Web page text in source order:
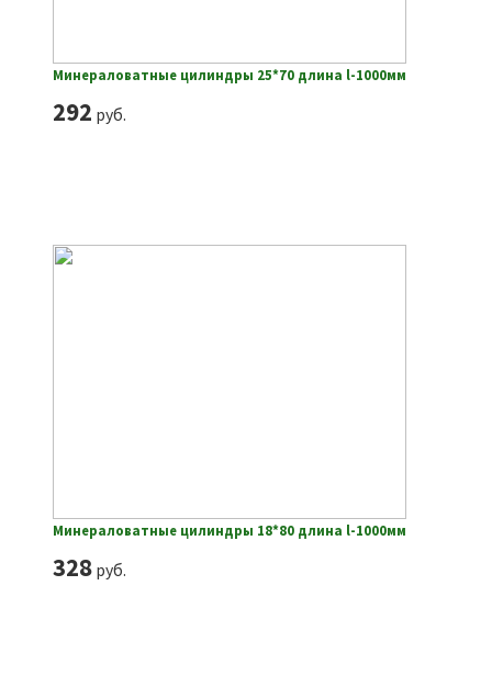
Минераловатные цилиндры 25*70 длина l-1000мм
292 руб.
Минераловатные цилиндры 18*80 длина l-1000мм
328руб.